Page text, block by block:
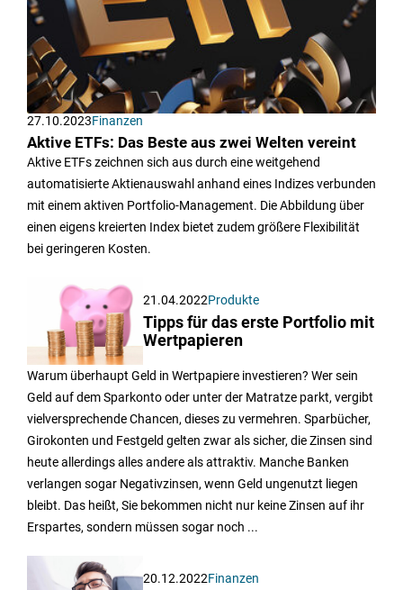
27.10.2023Finanzen
Aktive ETFs: Das Beste aus zwei Welten vereint
Aktive ETFs zeichnen sich aus durch eine weitgehend
automatisierte Aktienauswahl anhand eines Indizes verbunden
mit einem aktiven Portfolio-Management. Die Abbildung über
einen eigens kreierten Index bietet zudem größere Flexibilität
bei geringeren Kosten.
21.04.2022Produkte
Tipps für das erste Portfolio mit
Wertpapieren
Warum überhaupt Geld in Wertpapiere investieren? Wer sein
Geld auf dem Sparkonto oder unter der Matratze parkt, vergibt
vielversprechende Chancen, dieses zu vermehren. Sparbücher,
Girokonten und Festgeld gelten zwar als sicher, die Zinsen sind
heute allerdings alles andere als attraktiv. Manche Banken
verlangen sogar Negativzinsen, wenn Geld ungenutzt liegen
bleibt. Das heißt, Sie bekommen nicht nur keine Zinsen auf ihr
Erspartes, sondern müssen sogar noch ...
20.12.2022Finanzen